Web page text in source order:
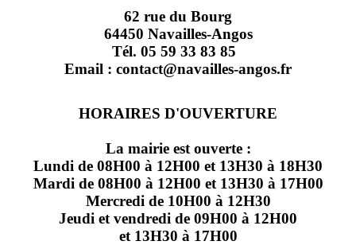
62 rue du Bourg
64450 Navailles-Angos
Tél. 05 59 33 83 85
Email : contact@navailles-angos.fr
HORAIRES D'OUVERTURE
La mairie est ouverte :
Lundi de 08H00 à 12H00 et 13H30 à 18H30
Mardi de 08H00 à 12H00 et 13H30 à 17H00
Mercredi de 10H00 à 12H30
Jeudi et vendredi de 09H00 à 12H00
et 13H30 à 17H00